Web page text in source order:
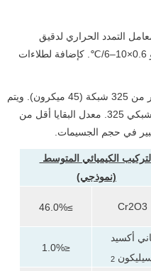
التمدد الحراري لدقيق
الكروميت عند درجات الحرارة العالية هو 0.6×10–6/℃. كإضافة لطلاءات
》》حجم جزيئات دقيق الكروميت أصغر من 325 شبكة (45 ميكرون). ويتم
غربلة دقيق الكروميت باستخدام منخل شبكي 325. معدل البقايا أقل من
التركيب الكيميائي المتوسط ​​
(نموذجي)
Cr2O3
≥46.0%
أكسيد
2
≤1.0%